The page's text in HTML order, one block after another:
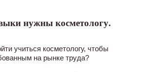
нужны косметологу.
учиться косметологу, чтобы
на рынке труда?